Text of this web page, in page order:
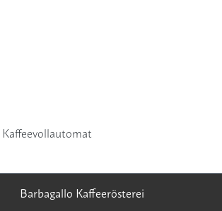
Kaffeevollautomat
Barbagallo Kaffeerösterei